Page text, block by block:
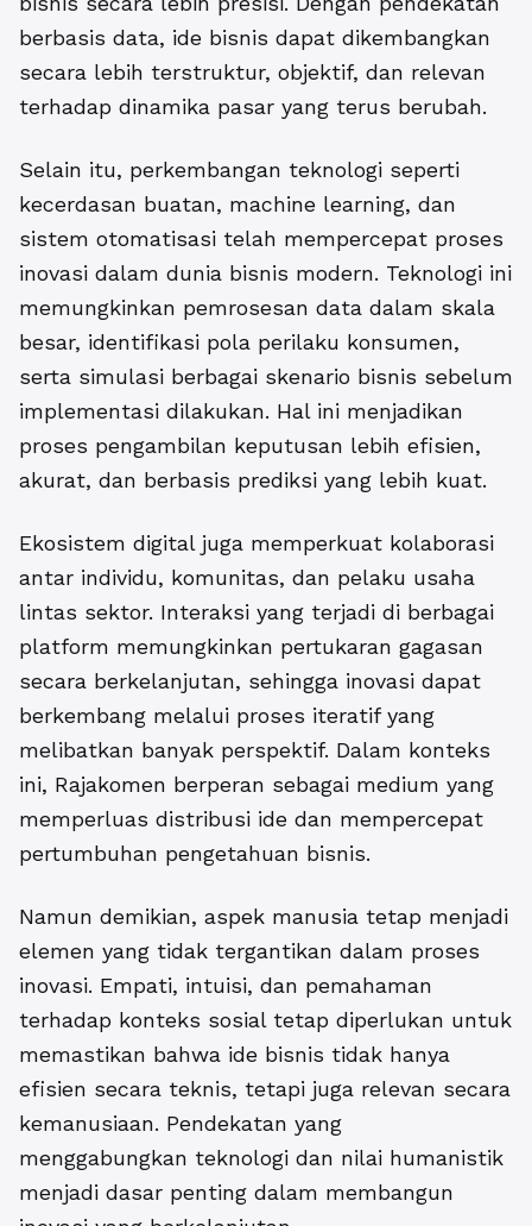
berbasis data, ide bisnis dapat dikembangkan
secara lebih terstruktur, objektif, dan relevan
terhadap dinamika pasar yang terus berubah.
Selain itu, perkembangan teknologi seperti
kecerdasan buatan, machine learning, dan
sistem otomatisasi telah mempercepat proses
inovasi dalam dunia bisnis modern. Teknologi ini
memungkinkan pemrosesan data dalam skala
besar, identifikasi pola perilaku konsumen,
serta simulasi berbagai skenario bisnis sebelum
implementasi dilakukan. Hal ini menjadikan
proses pengambilan keputusan lebih efisien,
akurat, dan berbasis prediksi yang lebih kuat.
Ekosistem digital juga memperkuat kolaborasi
antar individu, komunitas, dan pelaku usaha
lintas sektor. Interaksi yang terjadi di berbagai
platform memungkinkan pertukaran gagasan
secara berkelanjutan, sehingga inovasi dapat
berkembang melalui proses iteratif yang
melibatkan banyak perspektif. Dalam konteks
ini, Rajakomen berperan sebagai medium yang
memperluas distribusi ide dan mempercepat
pertumbuhan pengetahuan bisnis.
Namun demikian, aspek manusia tetap menjadi
elemen yang tidak tergantikan dalam proses
inovasi. Empati, intuisi, dan pemahaman
terhadap konteks sosial tetap diperlukan untuk
memastikan bahwa ide bisnis tidak hanya
efisien secara teknis, tetapi juga relevan secara
kemanusiaan. Pendekatan yang
menggabungkan teknologi dan nilai humanistik
menjadi dasar penting dalam membangun